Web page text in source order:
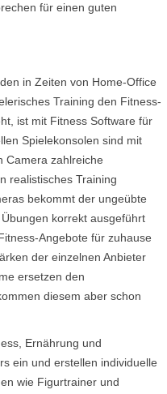
für einen guten
in Zeiten von Home-Office
Training den Fitness-
ist mit Fitness Software für
Spielekonsolen sind mit
Camera zahlreiche
realistisches Training
bekommt der ungeübte
korrekt ausgeführt
Angebote für zuhause
der einzelnen Anbieter
ersetzen den
diesem aber schon
Ernährung und
ein und erstellen individuelle
wie Figurtrainer und